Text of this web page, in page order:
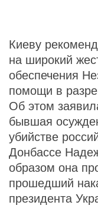
Киеву
на широкий
обеспечения
помощи в
Об этом
бывшая
убийстве
Донбассе
образом она
прошедший
президента